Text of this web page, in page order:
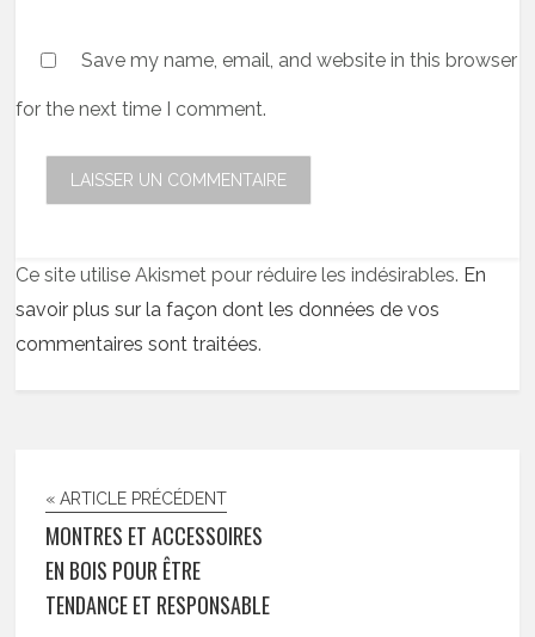
Save my name, email, and website in this browser
for the next time I comment.
Ce site utilise Akismet pour réduire les indésirables. En
savoir plus sur la façon dont les données de vos
commentaires sont traitées.
« ARTICLE PRÉCÉDENT
MONTRES ET ACCESSOIRES
EN BOIS POUR ÊTRE
TENDANCE ET RESPONSABLE